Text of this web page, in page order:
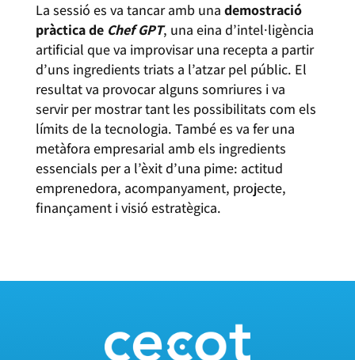
La sessió es va tancar amb una demostració
pràctica de Chef GPT, una eina d’intel·ligència
artificial que va improvisar una recepta a partir
d’uns ingredients triats a l’atzar pel públic. El
resultat va provocar alguns somriures i va
servir per mostrar tant les possibilitats com els
límits de la tecnologia. També es va fer una
metàfora empresarial amb els ingredients
essencials per a l’èxit d’una pime: actitud
emprenedora, acompanyament, projecte,
finançament i visió estratègica.